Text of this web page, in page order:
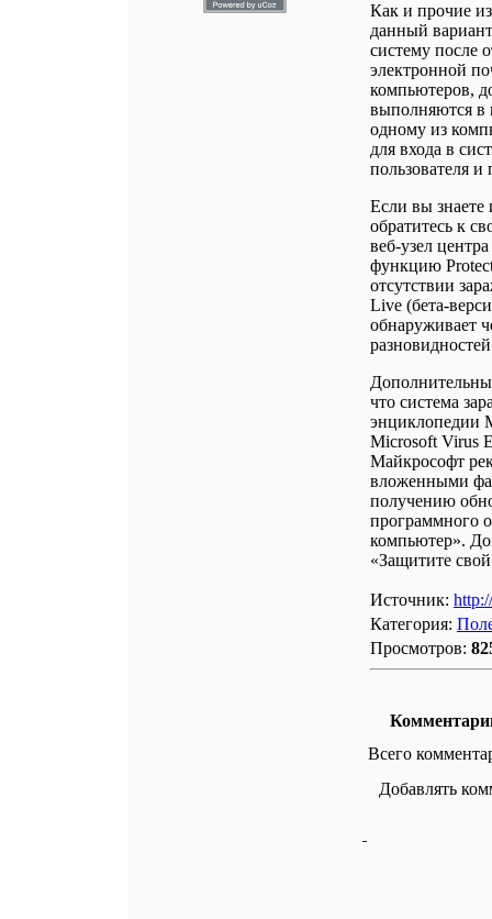
Как и прочие
данный
систему после
электронной
компьютеров,
выполняются в
одному из
для входа в
пользователя и
Если вы знаете
обратитесь к
веб-узел
функцию
отсутствии
Live (бета-
обнаруживает
что система
энциклопедии
Microsoft Virus
Майкрософт
вложенными
получению
программного
компьютер».
«Защитите
Источник:
Категория:
Просмотров:
Всего
Добавлять